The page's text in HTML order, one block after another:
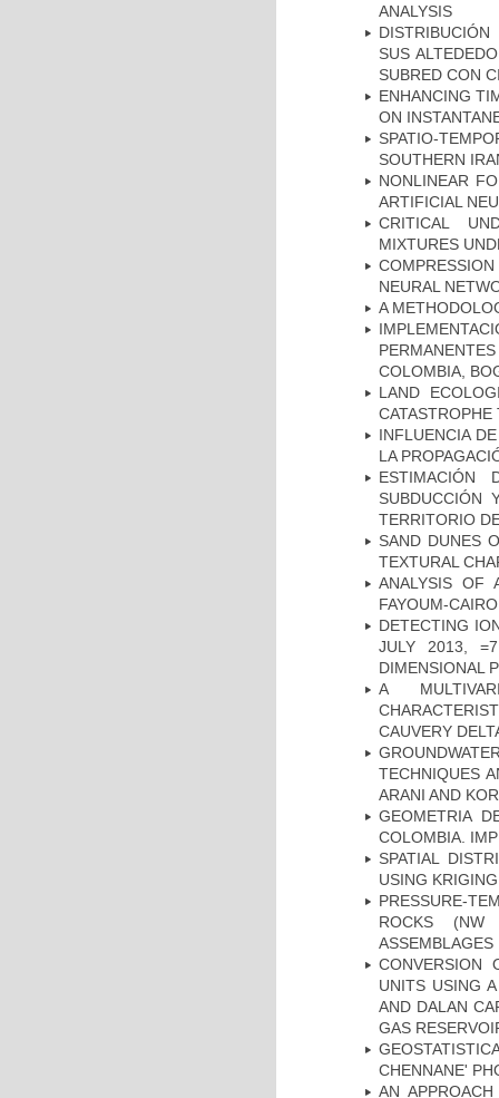
ANALYSIS
SUS
SUBRED CON
ENHANCING
ON
SPATIO-
SOUTHERN
NONLINEAR
ARTIFICIAL
CRITICAL
MIXTURES
NEURAL
A
COLOMBIA,
LAND
CATASTROPHE
INFLUENCIA
LA
ESTIMACIÓN
SUBDUCCIÓN
TERRITORIO
SAND DUNES
TEXTURAL
ANALYSIS OF
FAYOUM-
DETECTING
JULY 2013,
DIMENSIONAL
A
CAUVERY
TECHNIQUES
ARANI AND
GEOMETRIA
COLOMBIA.
SPATIAL
USING
PRESSURE-
ROCKS (NW
ASSEMBLAGES
CONVERSION
UNITS USING
AND DALAN
GAS
CHENNANE'
AN